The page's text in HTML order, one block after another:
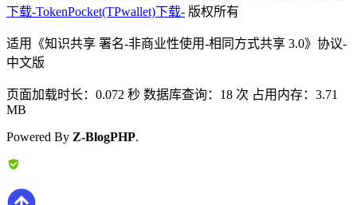
下载-TokenPocket(TPwallet)下载- 版权所有
适用《知识共享 署名-非商业性使用-相同方式共享 3.0》协议-
中文版
页面加载时长：0.072 秒 数据库查询：18 次 占用内存：3.71
MB
Powered By Z-BlogPHP.